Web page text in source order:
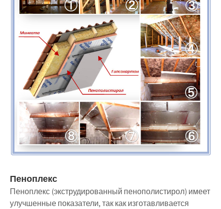
Пеноплекс
Пеноплекс (экструдированный пенополистирол) имеет
улучшенные показатели, так как изготавливается